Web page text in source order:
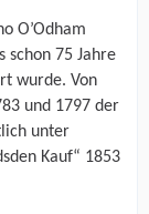
O’Odham
75 Jahre
wurde. Von
und 1797 der
unter
Kauf“ 1853